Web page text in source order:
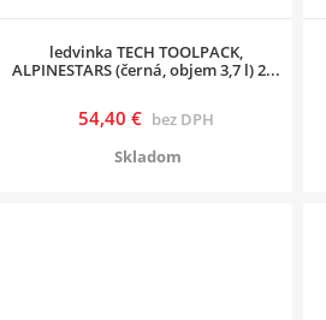
ledvinka TECH TOOLPACK,
ALPINESTARS (černá, objem 3,7 l) 2...
54,40 € bez DPH
Skladom